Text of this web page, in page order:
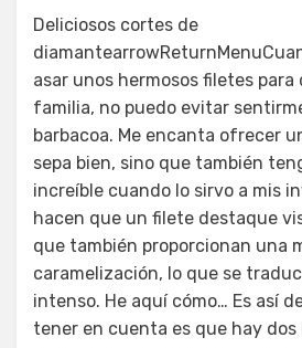
Deliciosos cortes de
asar unos hermosos filetes
familia, no puedo evitar
barbacoa. Me encanta ofrecer
sepa bien, sino que también
increíble cuando lo sirvo a mis
hacen que un filete destaque
que también proporcionan una
caramelización, lo que se
intenso. He aquí cómo… Es así
tener en cuenta es que hay dos